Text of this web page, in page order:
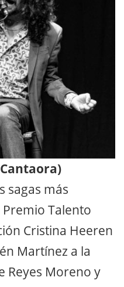
sagas más
Talento
Cristina Heeren
Martínez a la
Reyes Moreno y